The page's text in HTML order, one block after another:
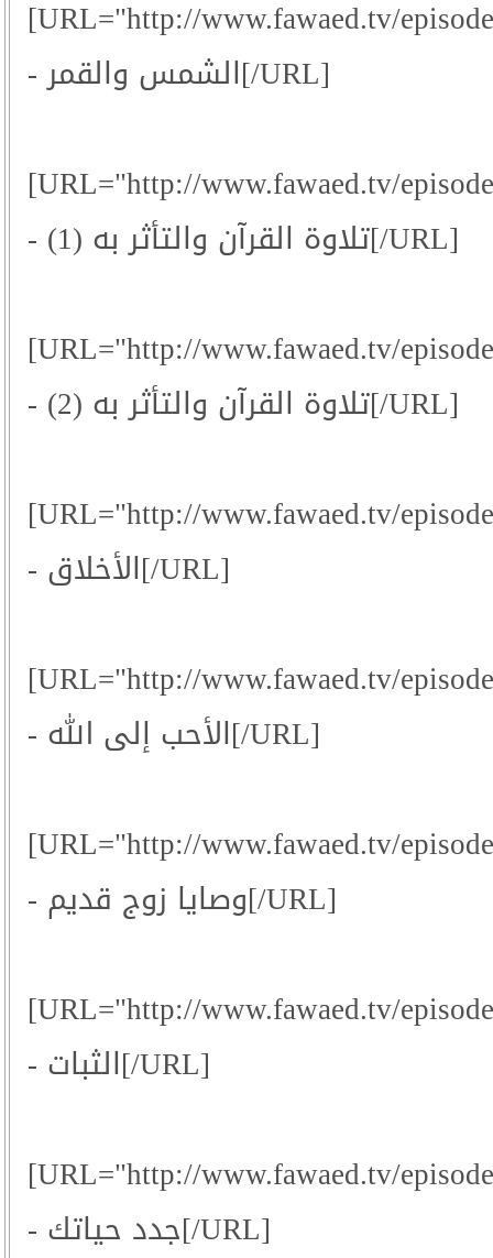
[URL="http://www.fawaed.tv/
- الشمس والقمر[/URL]
[URL="http://www.fawaed.tv/
- تلاوة القرآن والتأثر به (1)[/URL]
[URL="http://www.fawaed.tv/
- تلاوة القرآن والتأثر به (2)[/URL]
[URL="http://www.fawaed.tv/
- الأخلاق[/URL]
[URL="http://www.fawaed.tv/
- الأحب إلى الله[/URL]
[URL="http://www.fawaed.tv/
- وصايا زوج قديم[/URL]
[URL="http://www.fawaed.tv/
- الثبات[/URL]
[URL="http://www.fawaed.tv/
- جدد حياتك[/URL]